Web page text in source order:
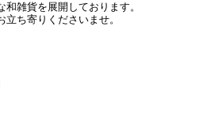
雑貨を展開しております。
ち寄りくださいませ。